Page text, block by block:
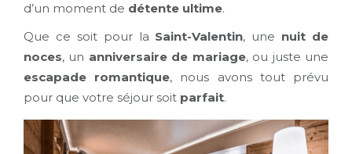
d’un moment de détente ultime.
Que ce soit pour la Saint-Valentin, une nuit de
noces, un anniversaire de mariage, ou juste une
escapade romantique, nous avons tout prévu
pour que votre séjour soit parfait.